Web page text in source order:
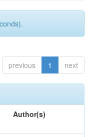
previous 1 next
Author(s)